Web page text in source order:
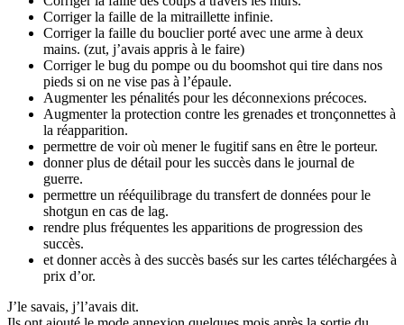
Corriger la faille de la mitraillette infinie.
Corriger la faille du bouclier porté avec une arme à deux
mains. (zut, j’avais appris à le faire)
Corriger le bug du pompe ou du boomshot qui tire dans nos
pieds si on ne vise pas à l’épaule.
Augmenter les pénalités pour les déconnexions précoces.
Augmenter la protection contre les grenades et tronçonnettes à
la réapparition.
permettre de voir où mener le fugitif sans en être le porteur.
donner plus de détail pour les succès dans le journal de
guerre.
permettre un rééquilibrage du transfert de données pour le
shotgun en cas de lag.
rendre plus fréquentes les apparitions de progression des
succès.
et donner accès à des succès basés sur les cartes téléchargées à
prix d’or.
J’le savais, j’l’avais dit.